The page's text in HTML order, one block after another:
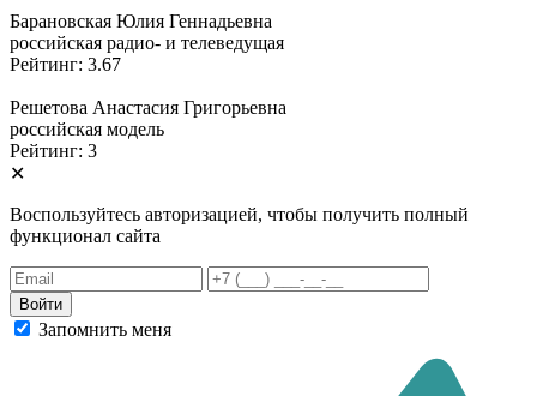
Барановская Юлия Геннадьевна
российская радио- и телеведущая
Рейтинг: 3.67
Решетова Анастасия Григорьевна
российская модель
Рейтинг: 3
✕
Воспользуйтесь авторизацией, чтобы получить полный
функционал сайта
Запомнить меня